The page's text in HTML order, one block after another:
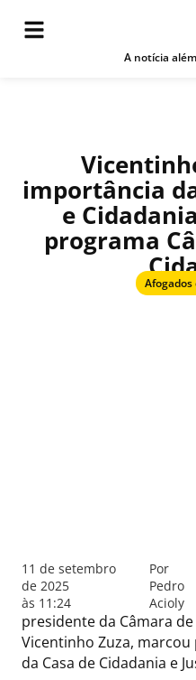
A notícia
importância
e
programa
Afogados
11 de setembro
de 2025
às 11:24
Por
Pedro
Acioly
presidente da Câmara
Vicentinho Zuza,
da Casa de Cidadania e